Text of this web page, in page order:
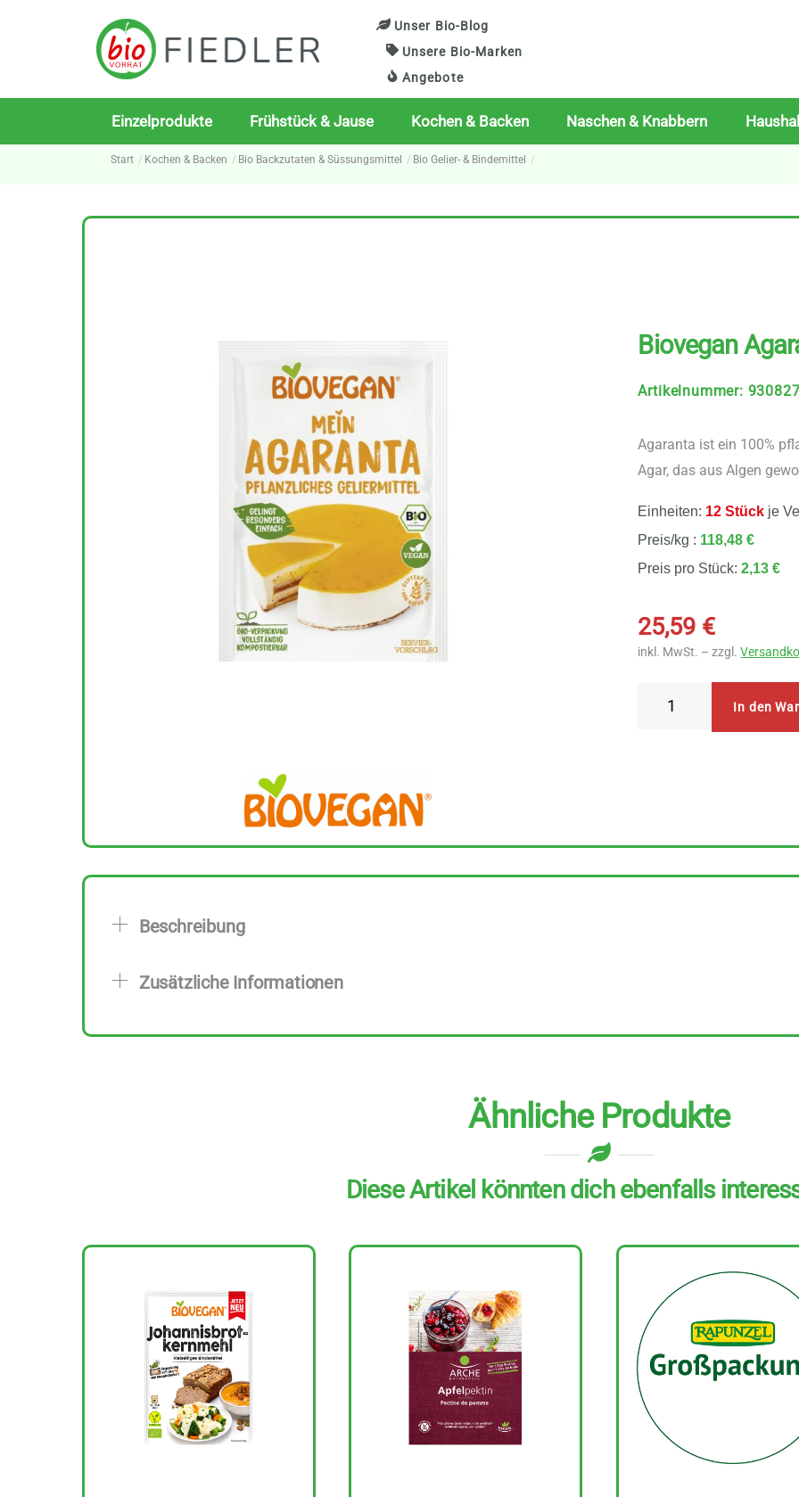
Unser Bio-Blog
Unsere Bio-Marken
Angebote
Einzelprodukte Frühstück & Jause Kochen & Backen Naschen & Knabbern
Start Kochen & Backen Bio Backzutaten & Süssungsmittel Bio Gelier- & Bindemittel
Biovegan
Artikelnummer:
Agaranta ist ein 100%
Agar, das aus Algen
Einheiten: 12 Stück je
Preis/kg : 118,48 €
Preis pro Stück:2,13 €
25,59 €
inkl. MwSt. – zzgl.
g
Menge
In den
Beschreibung
Zusätzliche Informationen
Ähnliche Produkte
Diese Artikel könnten dich ebenfalls